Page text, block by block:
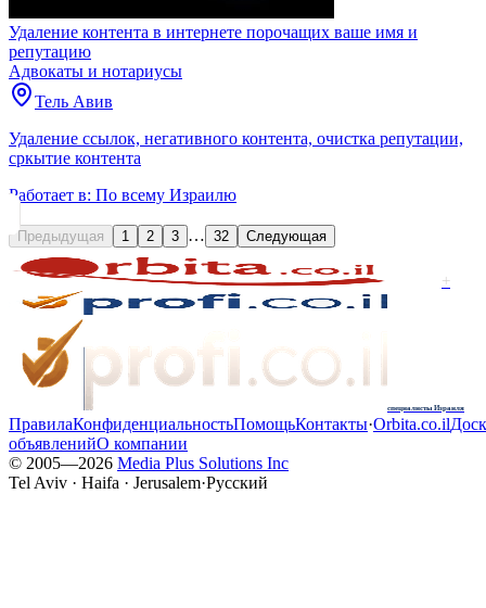
Удаление контента в интернете порочащих ваше имя и
репутацию
Адвокаты и нoтариусы
Тель Авив
Удаление ссылок, негативного контента, очистка репутации,
сркытие контента
Работает в: По всему Израилю
Предыдущая 1 2 3 … 32 Следующая
+
специалисты Израиля
ПравилаКонфиденциальностьПомощьКонтакты·Orbita.co.il
объявленийО компании
© 2005—2026 Media Plus Solutions Inc
Tel Aviv · Haifa · Jerusalem·Русский